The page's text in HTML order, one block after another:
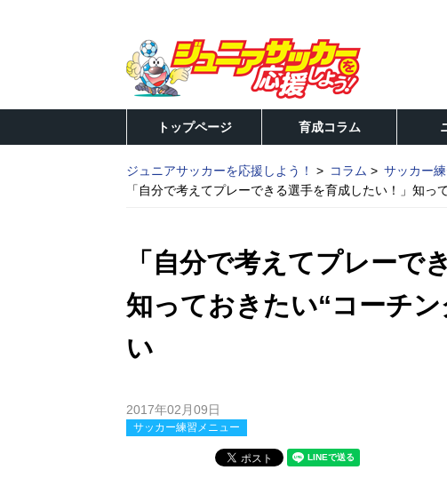
トップページ 育成コラム
ジュニアサッカーを応援しよう！ コラム
サッカー
「自分で考えてプレーできる選手を育成したい！」知っ
「自分で考えてプレーで
知っておきたい“コーチ
い
2017年02月09日
サッカー練習メニュー